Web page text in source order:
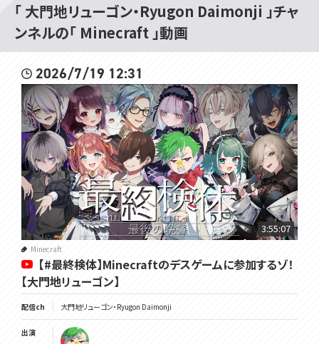
所属：#VOMSProject
チャンネル：https://www.youtube.com/channel/UCdMp...
Twitter：
/ voms_project
HP：https://voms.net/
「 大門地リューゴン・Ryugon Daimonji 」チャ
ンネルの「 Minecraft 」動画
2026/7/19 12:31
3:55:07
Minecraft
【#最終検体】Minecraftのデスゲームに参加するゾ！
【大門地リューゴン】
配信ch 大門地リューゴン・Ryugon Daimonji
出演